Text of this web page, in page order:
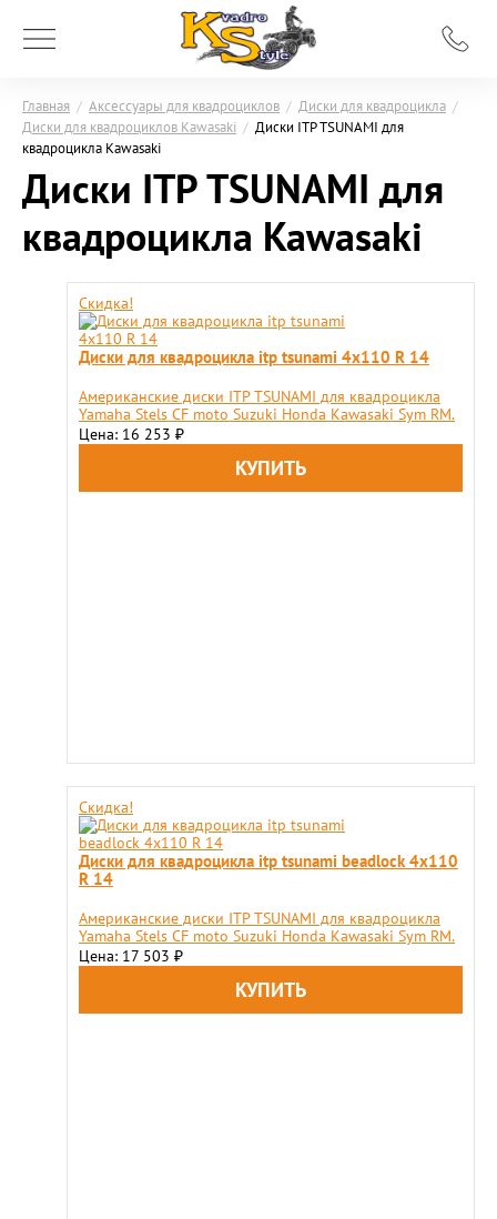
Главная / Аксессуары для квадроциклов / Диски для квадроцикла /
Диски для квадроциклов Kawasaki / Диски ITP TSUNAMI для
квадроцикла Kawasaki
Диски ITP TSUNAMI для
квадроцикла Kawasaki
Скидка!
Диски для квадроцикла itp tsunami 4x110 R 14
Американские диски ITP TSUNAMI для квадроцикла
Yamaha Stels CF moto Suzuki Honda Kawasaki Sym RM.
Цена: 16 253 ₽
Скидка!
Диски для квадроцикла itp tsunami beadlock 4x110
R 14
Американские диски ITP TSUNAMI для квадроцикла
Yamaha Stels CF moto Suzuki Honda Kawasaki Sym RM.
Цена: 17 503 ₽